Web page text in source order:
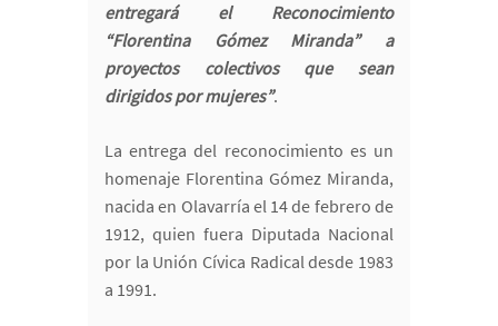
entregará el Reconocimiento
“Florentina Gómez Miranda” a
proyectos colectivos que sean
dirigidos por mujeres”.
La entrega del reconocimiento es un
homenaje Florentina Gómez Miranda,
nacida en Olavarría el 14 de febrero de
1912, quien fuera Diputada Nacional
por la Unión Cívica Radical desde 1983
a 1991.